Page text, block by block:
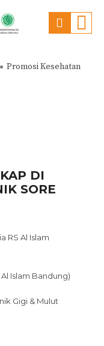
Promosi Kesehatan
DI
SORE
RS Al Islam
Al Islam Bandung)
Gigi & Mulut